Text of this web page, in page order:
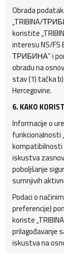
Obrada
„TRIBINA/
koristite
interesu NS/FS
ТРИБИНА“ i
obradu na
stav (1) tačka
Hercegovine.
6. KAKO
Informacije o
funkcionalnosti
kompatibilnosti
iskustva
poboljšanje
sumnjivih
Podaci o
preferencije)
koriste
prilagođavanje
iskustva na